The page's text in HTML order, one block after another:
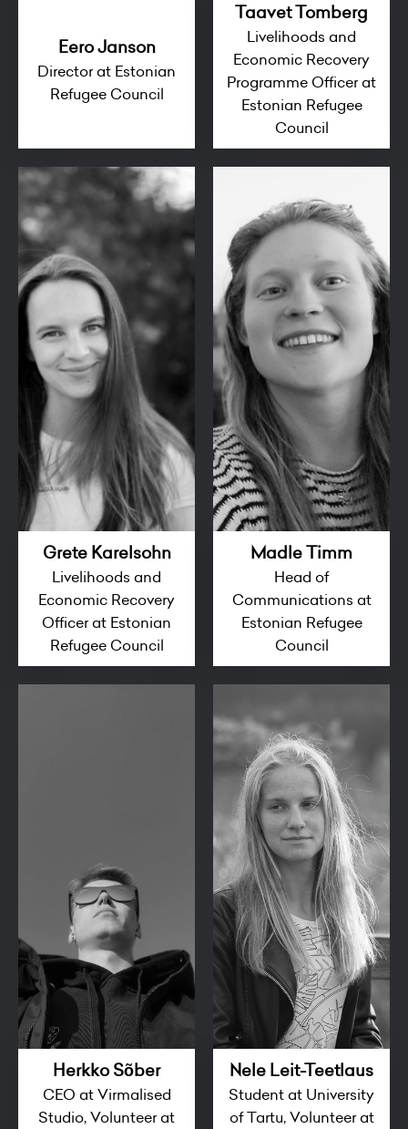
Eero Janson
Director at Estonian
Refugee Council
Taavet Tomberg
Livelihoods and
Economic Recovery
Programme Officer at
Estonian Refugee
Council
Grete Karelsohn
Livelihoods and
Economic Recovery
Officer at Estonian
Refugee Council
Madle Timm
Head of
Communications at
Estonian Refugee
Council
Herkko Sõber
CEO at Virmalised
Studio, Volunteer at
Nele Leit-Teetlaus
Student at University
of Tartu, Volunteer at